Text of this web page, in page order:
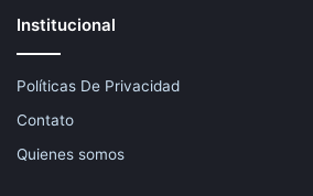
Institucional
Políticas De Privacidad
Contato
Quienes somos